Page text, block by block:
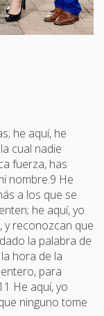
he aquí, he
cual nadie
fuerza, has
nombre.9 He
a los que se
he aquí, yo
y reconozcan que
la palabra de
hora de la
para
He aquí, yo
ninguno tome